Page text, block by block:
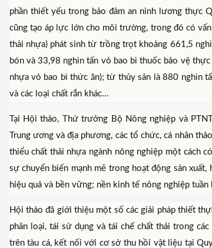
phần thiết yếu trong bảo đảm an ninh lương thực
cũng tạo áp lực lớn cho môi trường, trong đó có
thải nhựa) phát sinh từ trồng trọt khoảng 661,5
bón và 33,98 nghìn tấn vỏ bao bì thuốc bảo vệ
nhựa vỏ bao bì thức ăn); từ thủy sản là 880 nghìn
và các loại chất rắn khác...
Tại Hội thảo, Thứ trưởng Bộ Nông nghiệp và
Trung ương và địa phương, các tổ chức, cá nhân
thiểu chất thải nhựa ngành nông nghiệp một cách
sự chuyển biến mạnh mẽ trong hoạt động sản
hiệu quả và bền vững; nền kinh tế nông nghiệp
Hội thảo đã giới thiệu một số các giải pháp thiết
phân loại, tái sử dụng và tái chế chất thải trong
trên tàu cá, kết nối với cơ sở thu hồi vật liệu tại